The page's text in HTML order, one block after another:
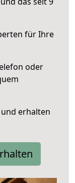
für Ihre
oder
und erhalten